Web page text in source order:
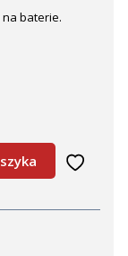
baterie.